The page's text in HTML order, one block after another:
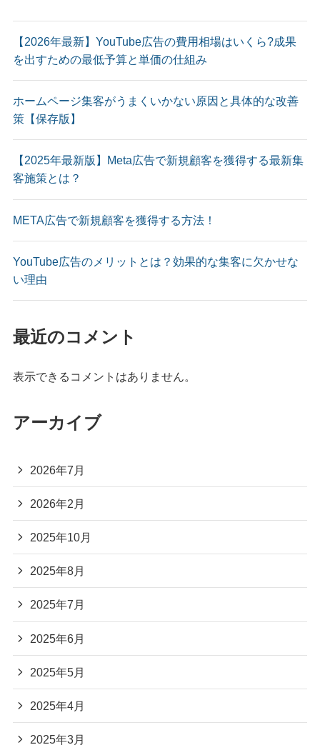
【2026年最新】YouTube広告の費用相場はいくら?成果
を出すための最低予算と単価の仕組み
ホームページ集客がうまくいかない原因と具体的な改善
策【保存版】
【2025年最新版】Meta広告で新規顧客を獲得する最新集
客施策とは？
META広告で新規顧客を獲得する方法！
YouTube広告のメリットとは？効果的な集客に欠かせな
い理由
最近のコメント
表示できるコメントはありません。
アーカイブ
2026年7月
2026年2月
2025年10月
2025年8月
2025年7月
2025年6月
2025年5月
2025年4月
2025年3月